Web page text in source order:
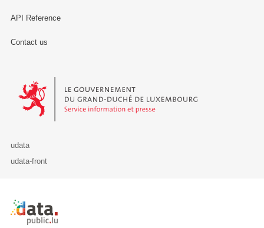
API Reference
Contact us
Le Gouvernement du Grand-Duché de Luxembourg - Service
udata
udata-front
Retour à l'accueil de data.public.lu